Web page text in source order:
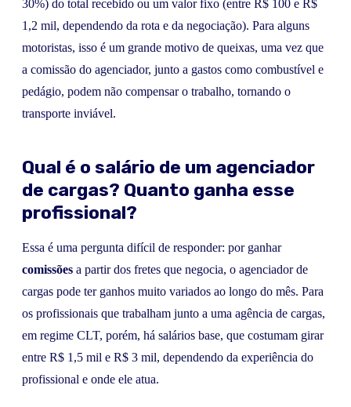
30%) do total recebido ou um valor fixo (entre R$ 100 e R$
1,2 mil, dependendo da rota e da negociação). Para alguns
motoristas, isso é um grande motivo de queixas, uma vez que
a comissão do agenciador, junto a gastos como combustível e
pedágio, podem não compensar o trabalho, tornando o
transporte inviável.
Qual é o salário de um agenciador
de cargas? Quanto ganha esse
profissional?
Essa é uma pergunta difícil de responder: por ganhar
comissões a partir dos fretes que negocia, o agenciador de
cargas pode ter ganhos muito variados ao longo do mês. Para
os profissionais que trabalham junto a uma agência de cargas,
em regime CLT, porém, há salários base, que costumam girar
entre R$ 1,5 mil e R$ 3 mil, dependendo da experiência do
profissional e onde ele atua.